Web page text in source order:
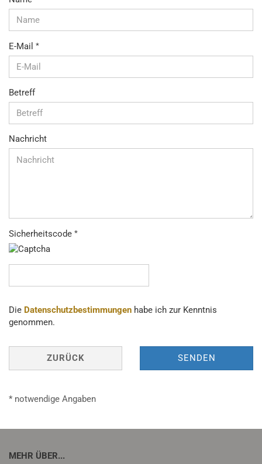
E-Mail
Betreff
Nachricht
Sicherheitscode
DATENSCHUTZBESTIMMUNGEN
Die Datenschutzbestimmungen habe ich zur Kenntnis
genommen.
ZURÜCK SENDEN
* notwendige Angaben
MEHR ÜBER...